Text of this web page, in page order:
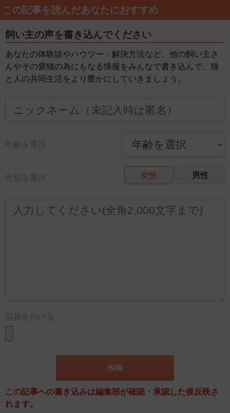
この記事を読んだあなたにおすすめ
飼い主の声を書き込んでください
あなたの体験談やハウツー・解決方法など、他の飼い主さ
んやその愛猫の為にもなる情報をみんなで書き込んで、猫
と人の共同生活をより豊かにしていきましょう。
年齢を選択
性別を選択 女性 男性
写真を付ける
この記事への書き込みは編集部が確認・承認した後反映さ
れます。